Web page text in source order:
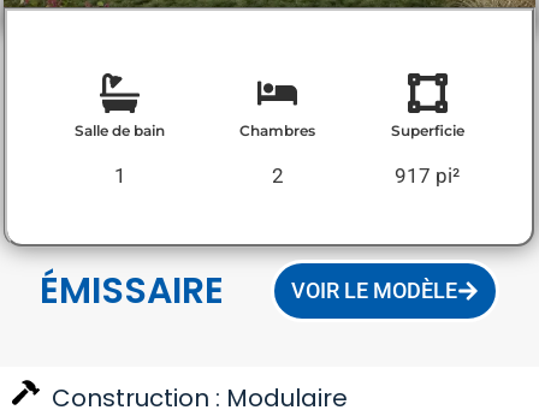
Salle de bain
1
Chambres
2
Superficie
917 pi²
ÉMISSAIRE VOIR LE MODÈLE
Construction : Modulaire